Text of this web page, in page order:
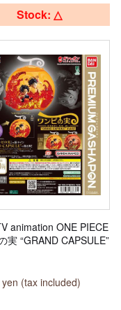
Stock: △
animation ONE PIECE
実 “GRAND CAPSULE”
yen (tax included)